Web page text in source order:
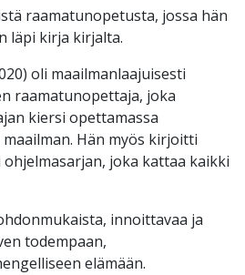
raamatunopetusta, jossa hän
läpi kirja kirjalta.
oli maailmanlaajuisesti
raamatunopettaja, joka
kiersi opettamassa
Hän myös kirjoitti
joka kattaa kaikki
innoittavaa ja
todempaan,
elämään.